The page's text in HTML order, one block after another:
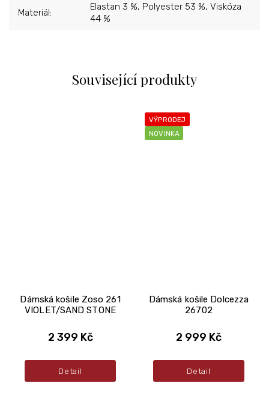
Související produkty
Dámská košile Zoso 261
VIOLET/SAND STONE
2 399 Kč
Detail
VÝPRODEJ
NOVINKA
Dámská košile Dolcezza
26702
2 999 Kč
Detail
Materiál:
Elastan 3 %, Polyester 53 %, Viskóza
44 %